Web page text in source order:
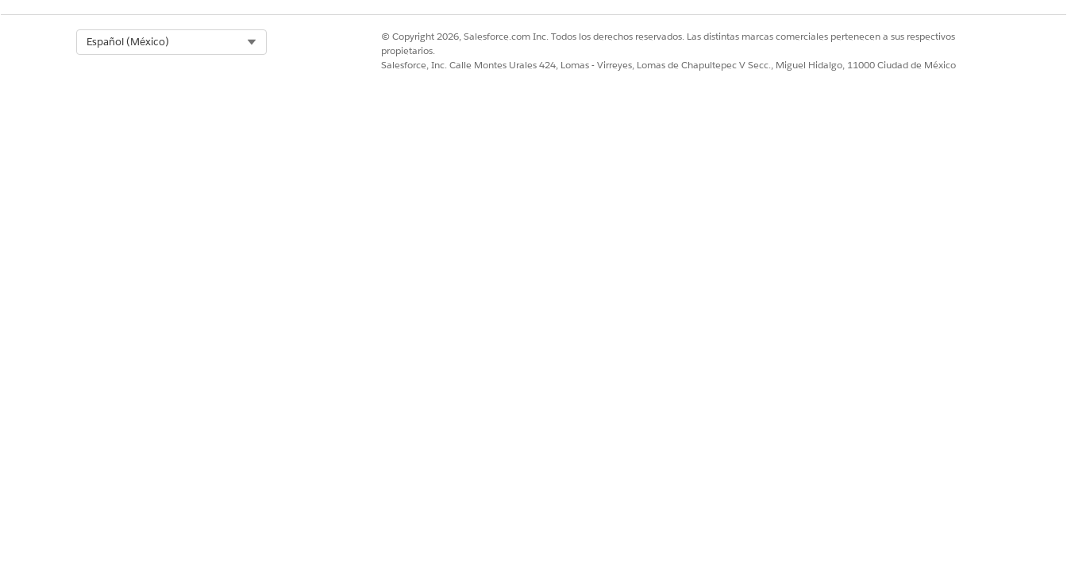
¡Háganos saber cómo podemos mejorar!
Español (México)
© Copyright 2026, Salesforce.com Inc. Todos los derechos reservados. Las distintas marcas comerciales pertenecen a sus respectivos
propietarios.
Salesforce, Inc. Calle Montes Urales 424, Lomas - Virreyes, Lomas de Chapultepec V Secc., Miguel Hidalgo, 11000 Ciudad de México